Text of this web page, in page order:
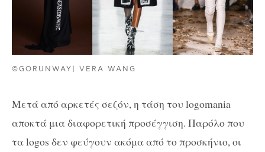
©GORUNWAY| VERA WANG
Μετά από αρκετές σεζόν, η τάση του logomania
αποκτά μια διαφορετική προσέγγιση. Παρόλο που
τα logos δεν φεύγουν ακόμα από το προσκήνιο, οι